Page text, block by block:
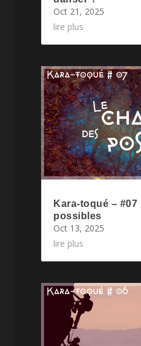
Oct 21, 2025
lire plus
Kara-toqué –
possibles
Oct 13, 2025
lire plus